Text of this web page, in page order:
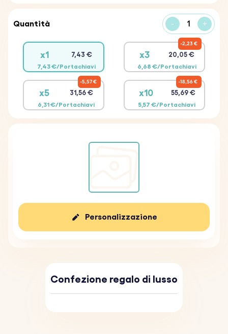
Quantità - +
x1 7,43 €
7,43 €/Portachiavi
x3 20,05 €
6,68 €/Portachiavi
2,23 €
x5 31,56 €
6,31 €/Portachiavi
5,57 €
x10 55,69 €
5,57 €/Portachiavi
18,56 €
Personalizzazione
Confezione regalo di lusso